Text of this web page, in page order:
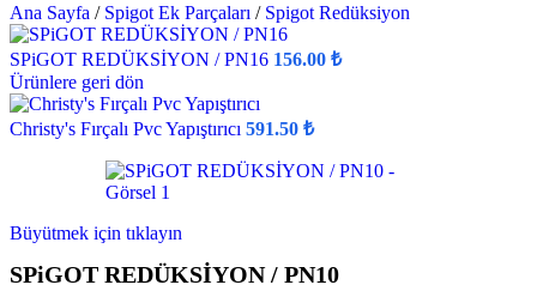
Ana Sayfa / Spigot Ek Parçaları / Spigot Redüksiyon
SPiGOT REDÜKSİYON / PN16 156.00 ₺
Ürünlere geri dön
Christy's Fırçalı Pvc Yapıştırıcı 591.50 ₺
Büyütmek için tıklayın
SPiGOT REDÜKSİYON / PN10